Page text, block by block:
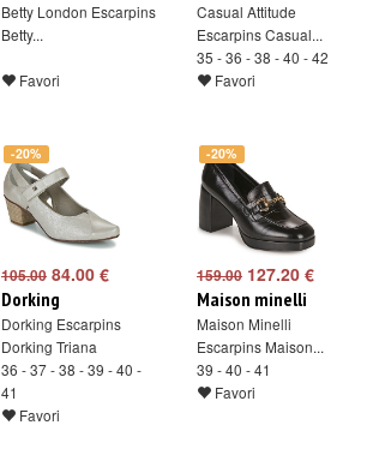
Betty London Escarpins
Betty...
Favori
Casual Attitude
Escarpins Casual...
35 - 36 - 38 - 40 - 42
Favori
-20%
105.00 84.00 €
Dorking
Dorking Escarpins
Dorking Triana
36 - 37 - 38 - 39 - 40 -
41
Favori
-20%
159.00 127.20 €
Maison minelli
Maison Minelli
Escarpins Maison...
39 - 40 - 41
Favori